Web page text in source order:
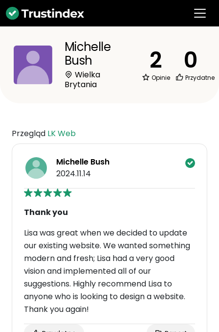
Michelle
Bush
Wielka
Brytania
2
Opinie
0
Przydatne
Przegląd LK Web
Michelle Bush
2024.11.14
Thank you
Lisa was great when we decided to update
our existing website. We wanted something
modern and fresh; Lisa had a very good
vision and implemented all of our
suggestions. Highly recommend Lisa to
anyone who is looking to design a website.
Thank you again!